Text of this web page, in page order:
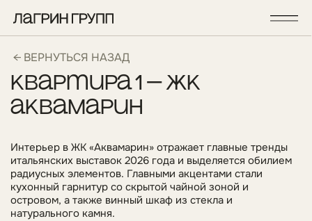
квартира 1 — жк
аквамарин
Интерьер в ЖК «Аквамарин» отражает главные тренды
итальянских выставок 2026 года и выделяется обилием
радиусных элементов. Главными акцентами стали
кухонный гарнитур со скрытой чайной зоной и
островом, а также винный шкаф из стекла и
натурального камня.